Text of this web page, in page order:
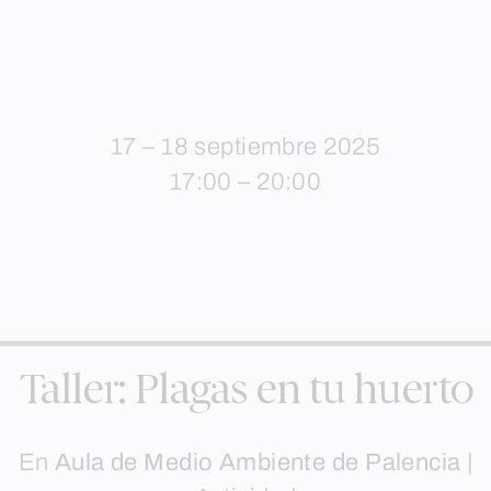
17 – 18 septiembre 2025
17:00 – 20:00
Taller: Plagas en tu huerto
En Aula de Medio Ambiente de Palencia